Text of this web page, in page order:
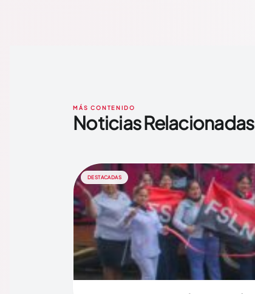
MÁS CONTENIDO
Noticias Relacionadas
DESTACADAS